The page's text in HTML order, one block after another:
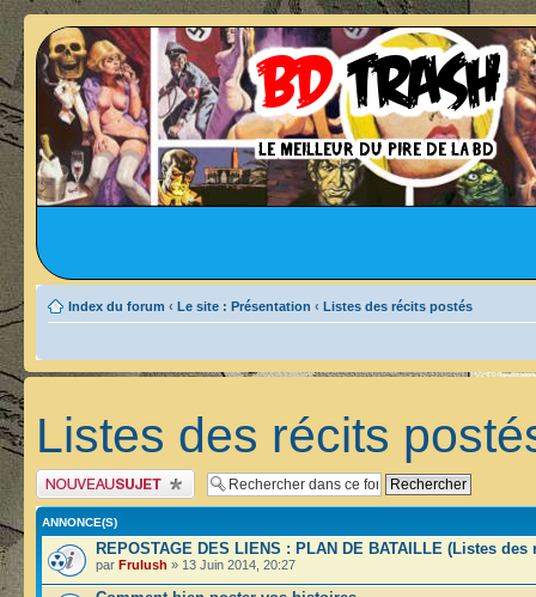
Index du forum ‹ Le site : Présentation ‹ Listes des récits postés
Listes des récits
Publier un nouveau sujet
ANNONCE(S)
REPOSTAGE DES LIENS : PLAN DE BATAILLE (Listes des
par Frulush » 13 Juin 2014, 20:27